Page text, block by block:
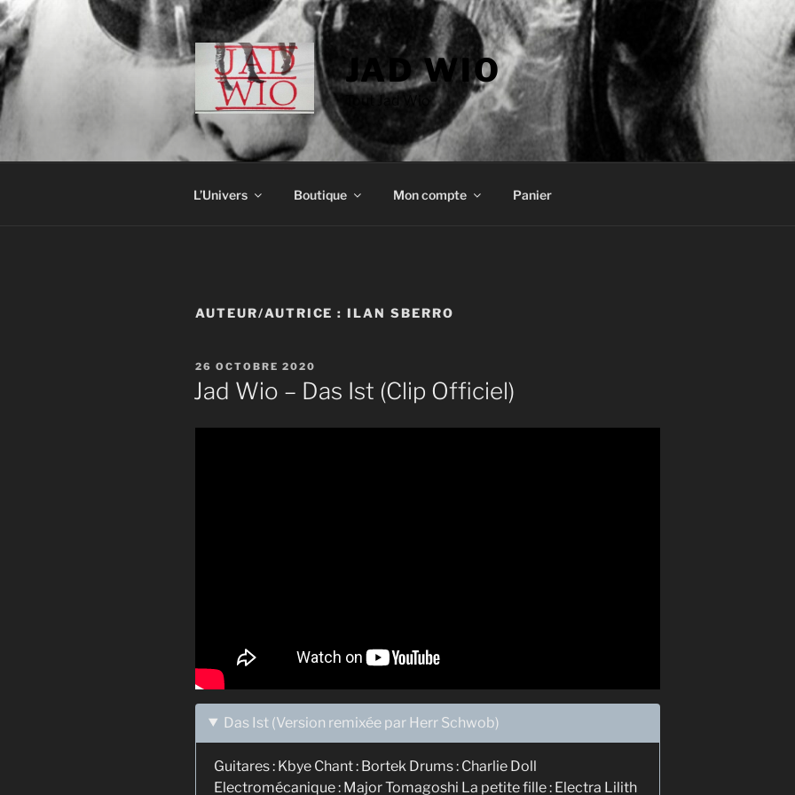
Aller
au
contenu
principal
JAD WIO
Tout Jad Wio
L’Univers Boutique Mon compte Panier
AUTEUR/AUTRICE :ILAN SBERRO
PUBLIÉ
LE
26 OCTOBRE 2020
Jad Wio – Das Ist (Clip Officiel)
Das Ist (Version remixée par Herr Schwob)
Guitares : Kbye Chant : Bortek Drums : Charlie Doll
Electromécanique : Major Tomagoshi La petite fille : Electra Lilith